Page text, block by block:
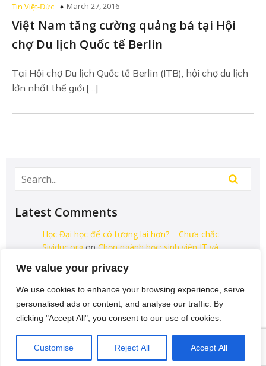
We value your privacy
We use cookies to enhance your browsing experience, serve
personalised ads or content, and analyse our traffic. By
clicking "Accept All", you consent to our use of cookies.
Customise Reject All Accept All
Tin Việt-Đức March 27, 2016
Việt Nam tăng cường quảng bá tại Hội
chợ Du lịch Quốc tế Berlin
Tại Hội chợ Du lịch Quốc tế Berlin (ITB), hội chợ du lịch
lớn nhất thế giới,[…]
Latest Comments
Học Đại học để có tương lai hơn? – Chưa chắc –
Sividuc.orgon Chọn ngành học: sinh viên IT và
12/08/2016
[…] lại thì lại thiếu các kĩ năng của một người
thợ. Theo Tagesschau.de Bonus: Chọn ngành
Categories
VI